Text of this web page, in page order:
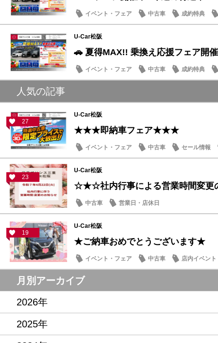
イベント・フェア 中古車 成約特典
U-Car松阪
🚗 夏得MAX!! 乗換え応援フェア開
イベント・フェア 中古車 成約特典
人気の記事
27
U-Car松阪
★★★即納車フェア★★★
イベント・フェア 中古車 セール情報
23
U-Car松阪
☆★☆社内行事による営業時間変
中古車 営業日・店休日
19
U-Car松阪
★ご納車おめでとうございます★
イベント・フェア 中古車 店内イベント
月別アーカイブ
2026年
2025年